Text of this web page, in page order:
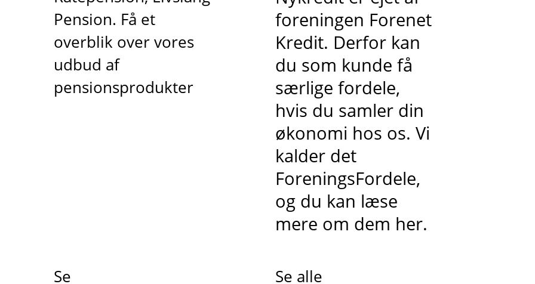
Pension. Få et
overblik over vores
udbud af
pensionsprodukter
Se
foreningen Forenet
Kredit. Derfor kan
du som kunde få
særlige fordele,
hvis du samler din
økonomi hos os. Vi
kalder det
ForeningsFordele,
og du kan læse
mere om dem her.
Se alle